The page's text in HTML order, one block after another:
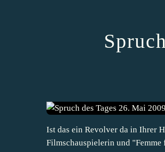
Ist das ein Revolver da in Ihrer
Filmschauspielerin und "Femme